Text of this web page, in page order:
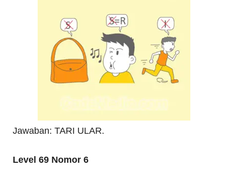
Jawaban: TARI ULAR.
Level 69 Nomor 6